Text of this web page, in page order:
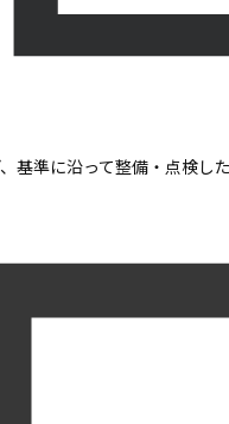
基準に沿って整備・点検し